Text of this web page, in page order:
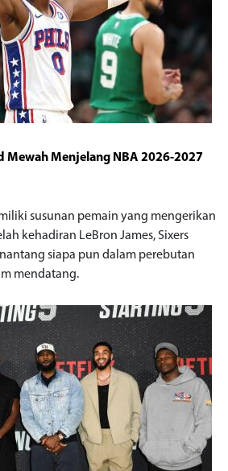
Mewah Menjelang NBA 2026-2027
susunan pemain yang mengerikan
kehadiran LeBron James, Sixers
siapa pun dalam perebutan
mendatang.